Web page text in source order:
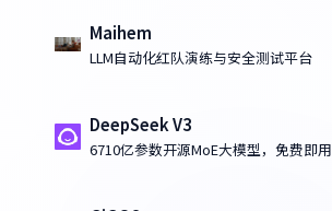
Maihem
LLM自动化红队演练与安全测试平台
DeepSeek V3
6710亿参数开源MoE大模型，免费即用